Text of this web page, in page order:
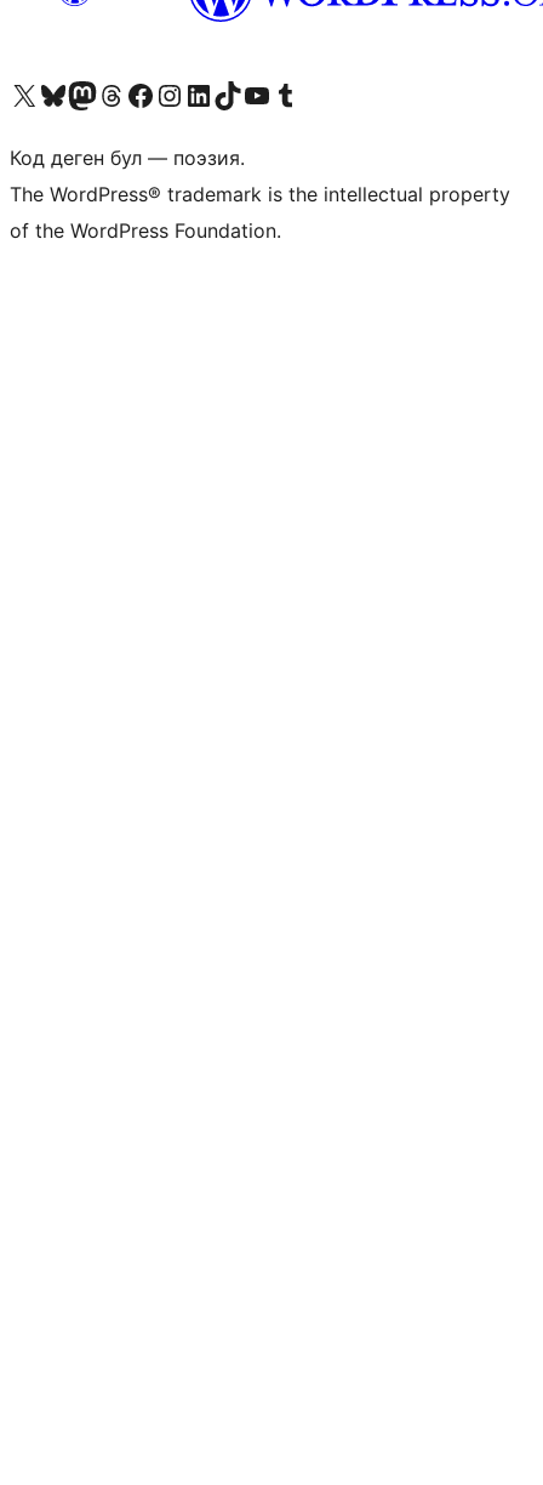
Visit our X (formerly Twitter) account
Visit our Bluesky account
Биздин Mastodon түрмөгүбүзгө баш багыңыз
Visit our Threads account
Биздин Facebook баракчабызга кириңиз
Биздин Instagram баракчабызга баш багыңыз
Биздин LinkedIn баракчабызга баш багыңыз
Visit our TikTok account
Visit our YouTube channel
Visit our Tumblr account
Код деген бул — поэзия.
The WordPress® trademark is the intellectual property
of the WordPress Foundation.